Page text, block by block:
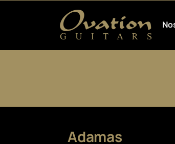
Adamas